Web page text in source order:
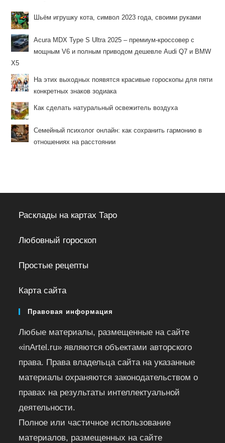
Шьём игрушку кота, символ 2023 года, своими руками
Acura MDX Type S Ultra 2025 – премиум-кроссовер с
мощным V6 и полным приводом дешевле Audi Q7 и BMW
X5
На этих выходных появятся красивые гороскопы для пяти
конкретных знаков зодиака
Как сделать натуральный освежитель воздуха
Семейный психолог онлайн: как сохранить гармонию в
отношениях на расстоянии
Расклады на картах Таро
Любовный гороскоп
Простые рецепты
Карта сайта
Правовая информация
Любые материалы, размещенные на сайте
«inArtel.ru» являются объектами авторского
права. Права владельца сайта на указанные
материалы охраняются законодательством о
правах на результаты интеллектуальной
деятельности.
Полное или частичное использование
материалов, размещенных на сайте